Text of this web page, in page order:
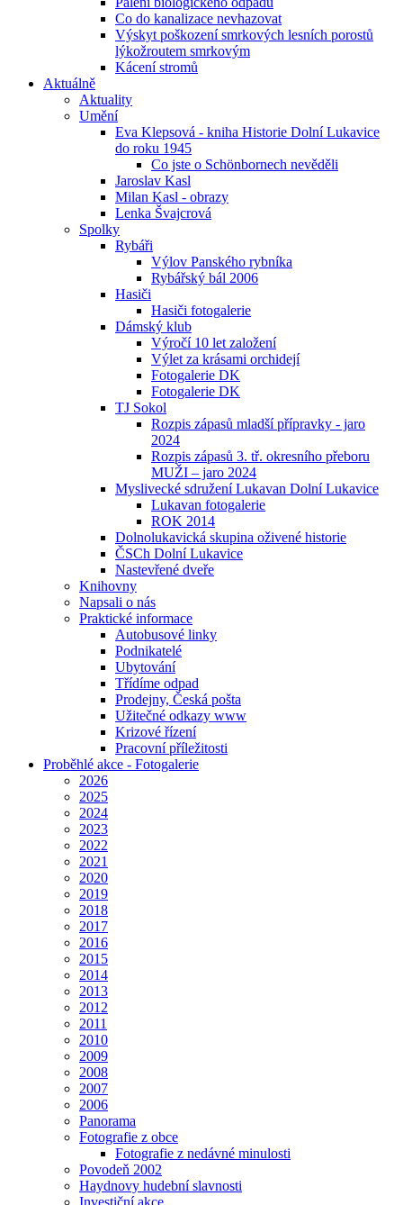
Co do kanalizace nevhazovat
Výskyt poškození smrkových lesních porostů
lýkožroutem smrkovým
Kácení stromů
Aktuálně
Aktuality
Umění
Eva Klepsová - kniha Historie Dolní Lukavice
do roku 1945
Co jste o Schönbornech nevěděli
Jaroslav Kasl
Milan Kasl - obrazy
Lenka Švajcrová
Spolky
Rybáři
Výlov Panského rybníka
Rybářský bál 2006
Hasiči
Hasiči fotogalerie
Dámský klub
Výročí 10 let založení
Výlet za krásami orchidejí
Fotogalerie DK
Fotogalerie DK
TJ Sokol
Rozpis zápasů mladší přípravky - jaro
2024
Rozpis zápasů 3. tř. okresního přeboru
MUŽI – jaro 2024
Myslivecké sdružení Lukavan Dolní Lukavice
Lukavan fotogalerie
ROK 2014
Dolnolukavická skupina oživené historie
ČSCh Dolní Lukavice
Nastevřené dveře
Knihovny
Napsali o nás
Praktické informace
Autobusové linky
Podnikatelé
Ubytování
Třídíme odpad
Prodejny, Česká pošta
Užitečné odkazy www
Krizové řízení
Pracovní příležitosti
Proběhlé akce - Fotogalerie
2026
2025
2024
2023
2022
2021
2020
2019
2018
2017
2016
2015
2014
2013
2012
2011
2010
2009
2008
2007
2006
Panorama
Fotografie z obce
Fotografie z nedávné minulosti
Povodeň 2002
Haydnovy hudební slavnosti
Investiční akce